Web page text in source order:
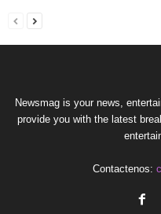
Newsmag is your news,
provide you with the latest
Contactenos: